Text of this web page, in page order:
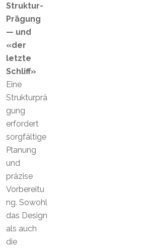
Struktur-
Prägung
— und
«der
letzte
Schliff»
Eine
Strukturprä
gung
erfordert
sorgfältige
Planung
und
präzise
Vorbereitu
ng. Sowohl
das Design
als auch
die